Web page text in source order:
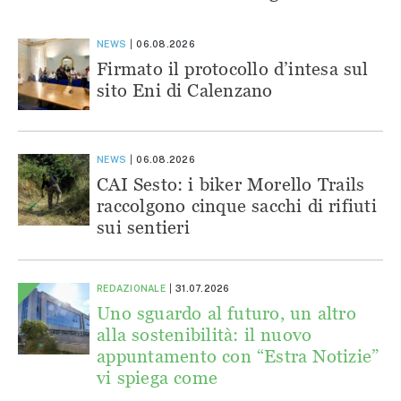
NEWS 06.08.2026
Firmato il protocollo d’intesa sul
sito Eni di Calenzano
NEWS 06.08.2026
CAI Sesto: i biker Morello Trails
raccolgono cinque sacchi di rifiuti
sui sentieri
REDAZIONALE 31.07.2026
Uno sguardo al futuro, un altro
alla sostenibilità: il nuovo
appuntamento con “Estra Notizie”
vi spiega come